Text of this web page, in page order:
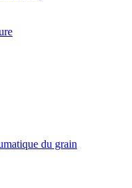
du grain